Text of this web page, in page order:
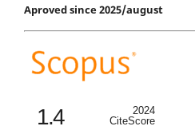
Aproved since 2025/august
1.4
2024
CiteScore